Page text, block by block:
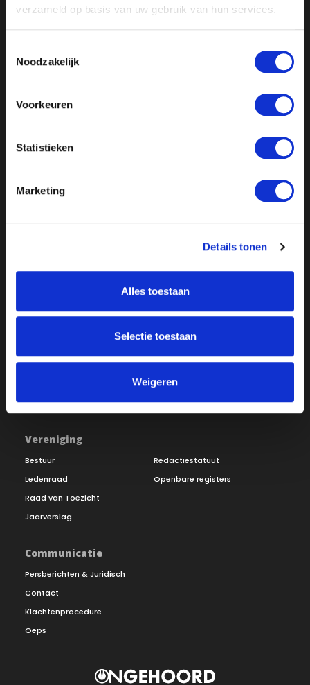
verzameld op basis van uw gebruik van hun services.
Noodzakelijk
Voorkeuren
Statistieken
Marketing
Details tonen
Alles toestaan
Selectie toestaan
Weigeren
Word lid
Doneer
Vacatures
Vereniging
Bestuur
Ledenraad
Raad van Toezicht
Jaarverslag
Redactiestatuut
Openbare registers
Communicatie
Persberichten & Juridisch
Contact
Klachtenprocedure
Oeps